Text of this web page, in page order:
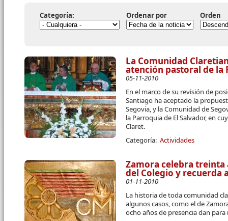
Categoría: Ordenar por Orden
La Comunidad
atención pastoral de la
05-11-2010
En el marco de su revisión de
Santiago ha aceptado la
Segovia, y la Comunidad de
la Parroquia de El Salvador, en
Claret.
Categoría: Actividades
Zamora celebra treinta
del Colegio y recuerda
01-11-2010
La historia de toda comunidad
algunos casos, como el de
ocho años de presencia dan